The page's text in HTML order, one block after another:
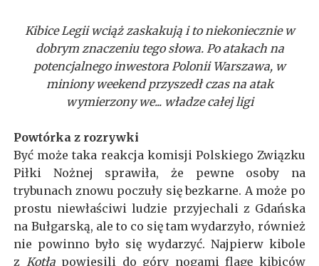
Kibice Legii wciąż zaskakują i to niekoniecznie w
dobrym znaczeniu tego słowa. Po atakach na
potencjalnego inwestora Polonii Warszawa, w
miniony weekend przyszedł czas na atak
wymierzony we... władze całej ligi
Powtórka z rozrywki
Być może taka reakcja komisji Polskiego Związku
Piłki Nożnej sprawiła, że pewne osoby na
trybunach znowu poczuły się bezkarne. A może po
prostu niewłaściwi ludzie przyjechali z Gdańska
na Bułgarską, ale to co się tam wydarzyło, również
nie powinno było się wydarzyć. Najpierw kibole
z Kotła powiesili do góry nogami flagę kibiców